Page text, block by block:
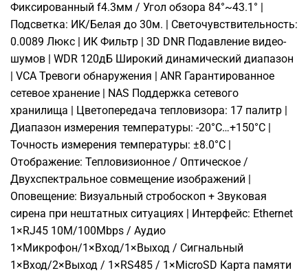
Фиксированный f4.3мм / Угол обзора 84°~43.1° |
Подсветка: ИК/Белая до 30м. | Светочувствительность:
0.0089 Люкс | ИК Фильтр | 3D DNR Подавление видео-
шумов | WDR 120дБ Широкий динамический диапазон
| VCA Тревоги обнаружения | ANR Гарантированное
сетевое хранение | NAS Поддержка сетевого
хранилища | Цветопередача тепловизора: 17 палитр |
Диапазон измерения температуры: -20°C…+150°C |
Точность измерения температуры: ±8.0°C |
Отображение: Тепловизионное / Оптическое /
Двухспектральное совмещение изображений |
Оповещение: Визуальный стробоскоп + Звуковая
сирена при нештатных ситуациях | Интерфейс: Ethernet
1×RJ45 10M/100Mbps / Аудио
1×Микрофон/1×Вход/1×Выход / Сигнальный
1×Вход/2×Выход / 1×RS485 / 1×MicroSD Карта памяти